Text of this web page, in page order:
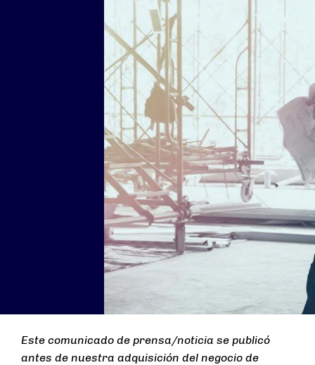
Este comunicado de prensa/noticia se publicó
antes de nuestra adquisición del negocio de